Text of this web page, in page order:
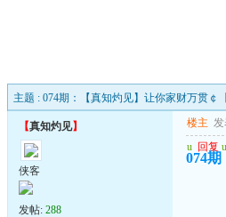
主题 : 074期：【真知灼见】让你家财万贯￠
【真知灼见】
侠客
发帖: 288
楼主 发
u 回复 u
074